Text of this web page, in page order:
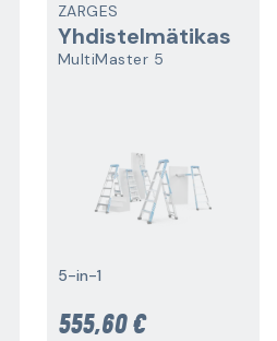
ZARGES
Yhdistelmätikas
MultiMaster 5
5-in-1
555,60 €